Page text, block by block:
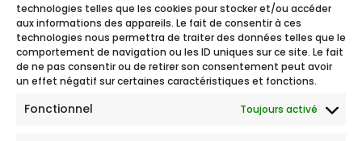
technologies telles que les cookies pour stocker et/ou accéder
aux informations des appareils. Le fait de consentir à ces
technologies nous permettra de traiter des données telles que le
comportement de navigation ou les ID uniques sur ce site. Le fait
de ne pas consentir ou de retirer son consentement peut avoir
un effet négatif sur certaines caractéristiques et fonctions.
Fonctionnel Toujours activé